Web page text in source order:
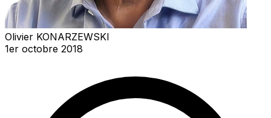
Olivier KONARZEWSKI
1er octobre 2018